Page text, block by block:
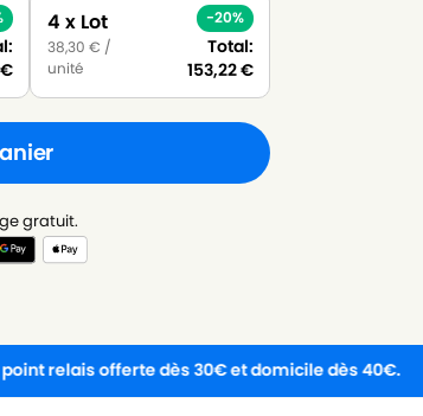
€
4 x Lot
38,30 € /
unité
-20%
Total:
153,22€
gratuit.
offerte dès 30€ et domicile dès 40€.